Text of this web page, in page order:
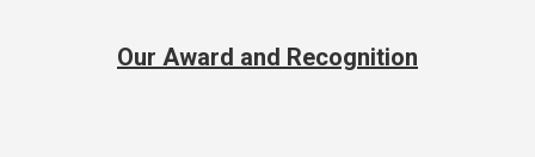
Our Award and Recognition